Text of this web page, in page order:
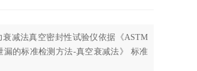
衰减法真空密封性试验仪依据《ASTM
漏的标准检测方法-真空衰减法》 标准